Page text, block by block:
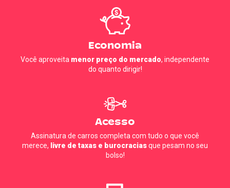
Economia
Você aproveita menor preço do mercado, independente
do quanto dirigir!
Acesso
Assinatura de carros completa com tudo o que você
merece, livre de taxas e burocraciasque pesam no seu
bolso!